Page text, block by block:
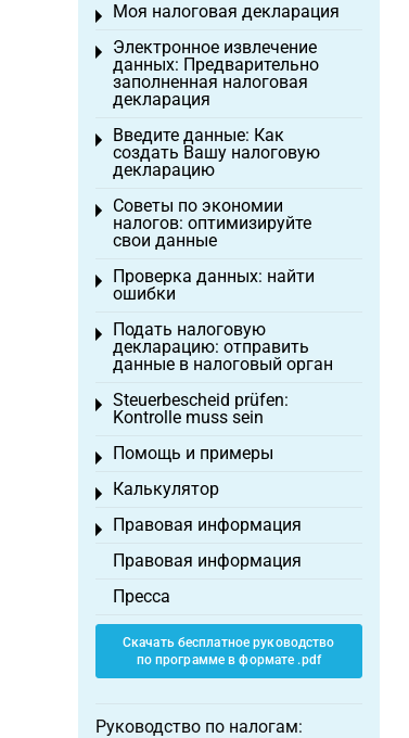
Моя налоговая декларация
Toggle menu
Электронное извлечение
данных: Предварительно
заполненная налоговая
декларация
Toggle menu
Введите данные: Как
создать Вашу налоговую
декларацию
Toggle menu
Советы по экономии
налогов: оптимизируйте
свои данные
Toggle menu
Проверка данных: найти
ошибки
Toggle menu
Подать налоговую
декларацию: отправить
данные в налоговый орган
Toggle menu
Steuerbescheid prüfen:
Kontrolle muss sein
Toggle menu
Помощь и примеры
Toggle menu
Калькулятор
Toggle menu
Правовая информация
Toggle menu
Правовая информация
Пресса
Скачать бесплатное руководство
по программе в формате .pdf
Руководство по налогам: